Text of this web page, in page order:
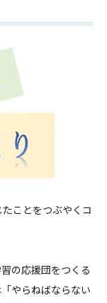
ことをつぶやくコ
の応援団をつくる
やらねばならない